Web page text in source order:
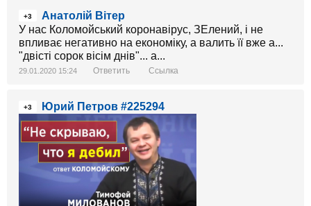
+3
Анатолій Вітер
У нас Коломойський коронавірус, ЗЕлений, і не
впливає негативно на економіку, а валить її вже а...
"двісті сорок вісім днів"... а...
29.01.2020 15:24 Ответить Ссылка
+3 Юрий Петров #225294